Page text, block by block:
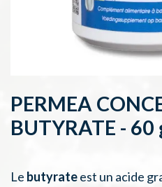
PERMEA
BUTYRATE - 60
Le butyrateest un acide